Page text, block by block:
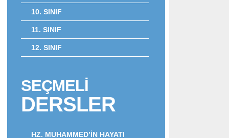
10. SINIF
11. SINIF
12. SINIF
SEÇMELİ
DERSLER
HZ. MUHAMMED’İN HAYATI